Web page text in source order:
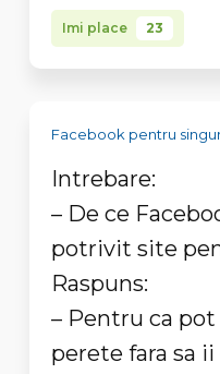
Imi place 23
Facebook pentru
Intrebare:
– De ce
potrivit site
Raspuns:
– Pentru ca
perete fara sa